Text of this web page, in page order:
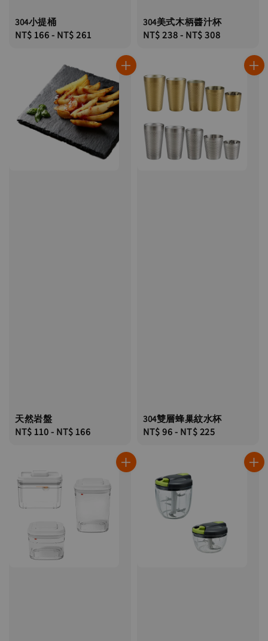
304小提桶
Regular
NT$ 166- NT$ 261
304美式木柄醬汁杯
Regular
NT$ 238- NT$ 308
天然岩盤
Regular
NT$ 110- NT$ 166
304雙層蜂巢紋水杯
Regular
NT$ 96- NT$ 225